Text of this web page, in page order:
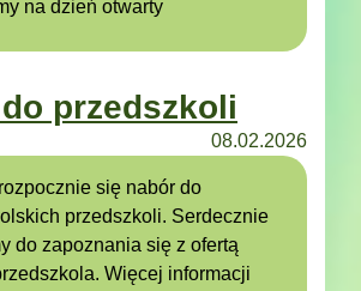
na dzień otwarty
przedszkoli
08.02.2026
się nabór do
przedszkoli. Serdecznie
do zapoznania się z ofertą
Więcej informacji